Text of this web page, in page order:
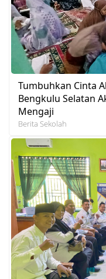
Tumbuhkan Cinta
Bengkulu Selatan
Mengaji
Berita Sekolah